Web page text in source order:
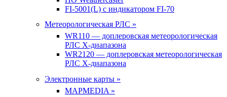
FI-5001(L) с индикатором FI-70
Метеорологическая РЛС »
WR110 — доплеровская метеорологическая
РЛС X-диапазона
WR2120 — доплеровская метеорологическая
РЛС X-диапазона
Электронные карты »
MAPMEDIA »